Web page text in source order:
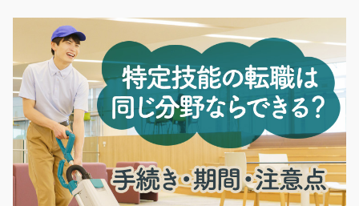
フォークリフトを使っての仕分け作業/y08_01364
「リフトの免許はあるけど、実際に仕事では使ったこと
がない、、、」問題…
長期（3ヶ月以上）
時給1200円～
福岡県田川郡川崎町